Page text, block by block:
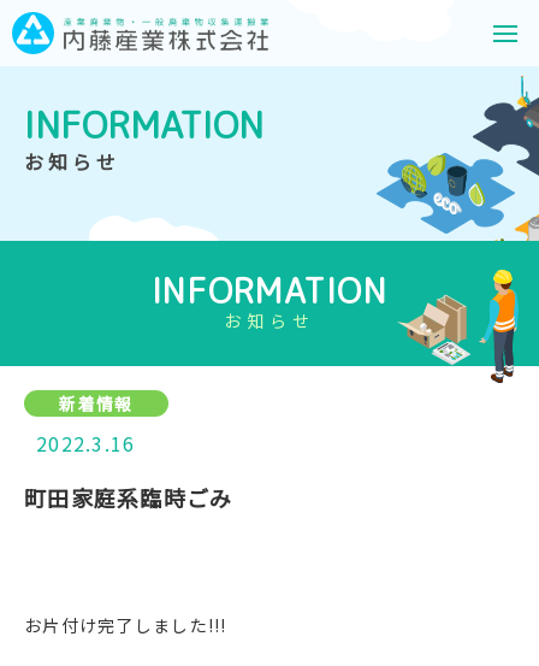
INFORMATION
お知らせ
0120-09-5383
受付時間／9：00～17：00（平日）
INFORMATION
お知らせ
新着情報
2022.3.16
町田家庭系臨時ごみ
お片付け完了しました!!!